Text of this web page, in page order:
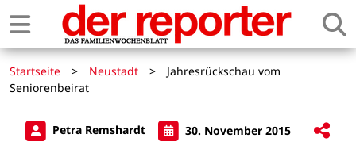
Startseite > Neustadt >
Jahresrückschau vom
Seniorenbeirat
Petra Remshardt 30. November 2015